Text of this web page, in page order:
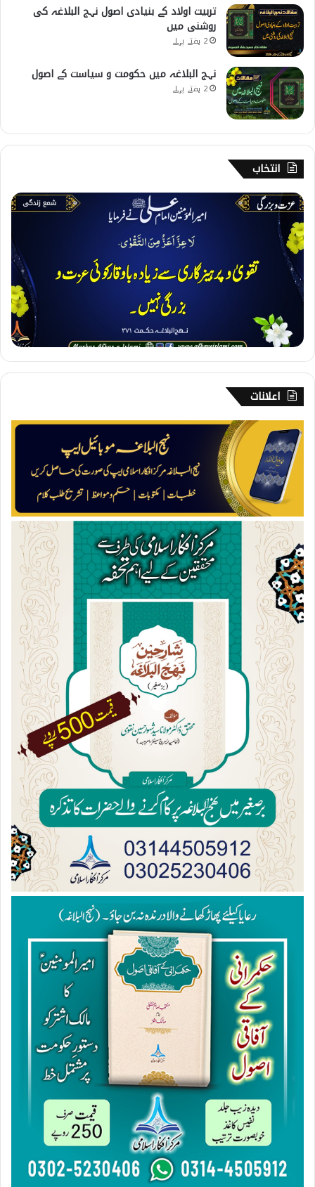
تربیت اولاد کے بنیادی اصول نہج البلاغہ کی
روشنی میں
2 ہفتے پہلے
نہج البلاغہ میں حکومت و سیاست کے اصول
2 ہفتے پہلے
انتخاب
3
4
0
۔
ز
ت
و
ز
ر
گ
ی
اعلانات